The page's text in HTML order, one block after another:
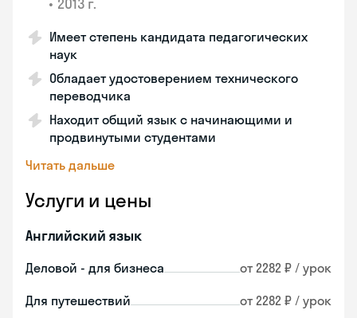
Имеет степень кандидата педагогических
наук
Обладает удостоверением технического
переводчика
Находит общий язык с начинающими и
продвинутыми студентами
Читать дальше
Услуги и цены
Английский язык
Деловой - для бизнеса от 2282 ₽ / урок
Для путешествий от 2282 ₽ / урок